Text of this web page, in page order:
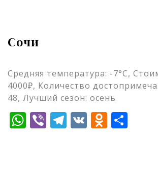
Сочи
Средняя температура: -7°C,
4000₽, Количество
48, Лучший сезон: осень
WhatsApp
ViberTelegram
VK